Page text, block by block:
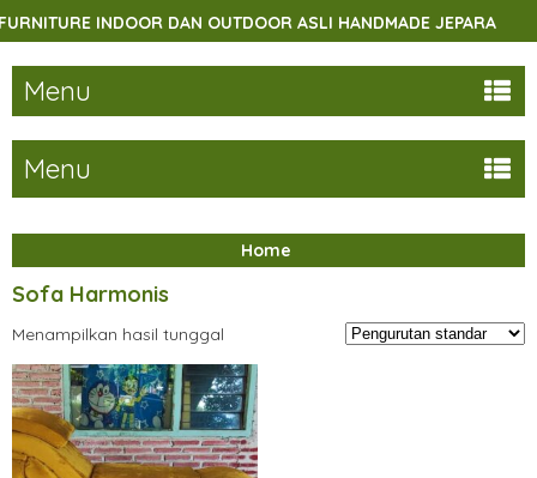
INDOOR DAN OUTDOOR ASLI HANDMADE JEPARA
Menu
Menu
Home
Sofa Harmonis
Menampilkan hasil tunggal